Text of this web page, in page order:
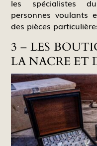
les spécialistes
personnes voulants
des pièces
3 – LES
LA NACRE ET